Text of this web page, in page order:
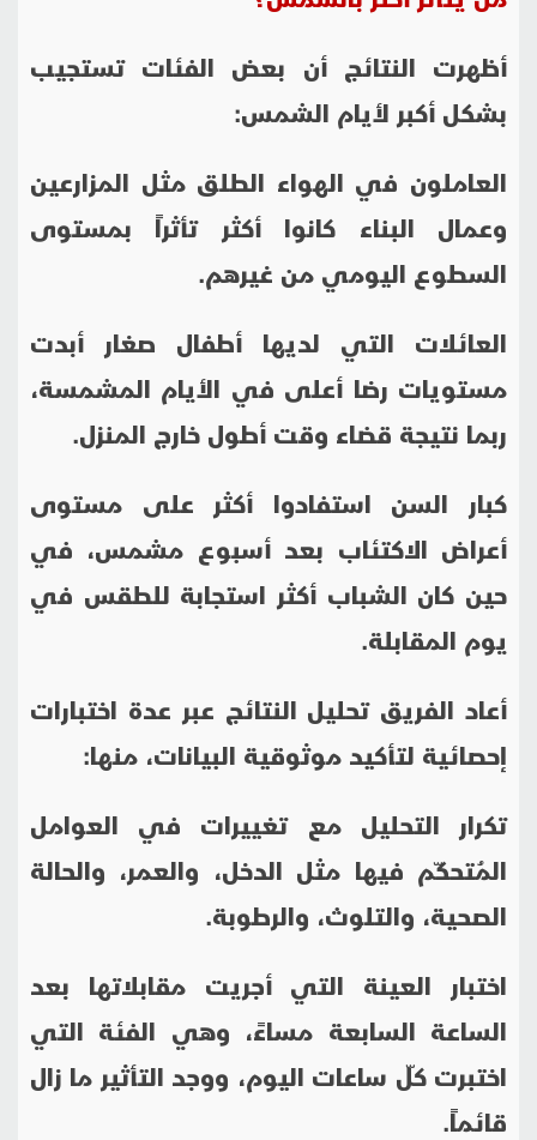
أظهرت النتائج أن بعض الفئات تستجيب
بشكل أكبر لأيام الشمس:
العاملون في الهواء الطلق مثل المزارعين
وعمال البناء كانوا أكثر تأثراً بمستوى
السطوع اليومي من غيرهم.
العائلات التي لديها أطفال صغار أبدت
مستويات رضا أعلى في الأيام المشمسة،
ربما نتيجة قضاء وقت أطول خارج المنزل.
كبار السن استفادوا أكثر على مستوى
أعراض الاكتئاب بعد أسبوع مشمس، في
حين كان الشباب أكثر استجابة للطقس في
يوم المقابلة.
أعاد الفريق تحليل النتائج عبر عدة اختبارات
إحصائية لتأكيد موثوقية البيانات، منها:
تكرار التحليل مع تغييرات في العوامل
المُتحكّم فيها مثل الدخل، والعمر، والحالة
الصحية، والتلوث، والرطوبة.
اختبار العينة التي أجريت مقابلاتها بعد
الساعة السابعة مساءً، وهي الفئة التي
اختبرت كلّ ساعات اليوم، ووجد التأثير ما زال
قائماً.